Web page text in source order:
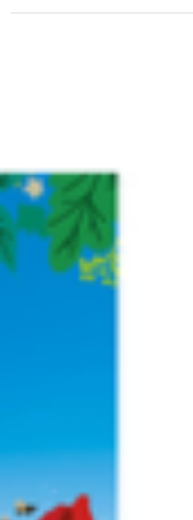
+lire